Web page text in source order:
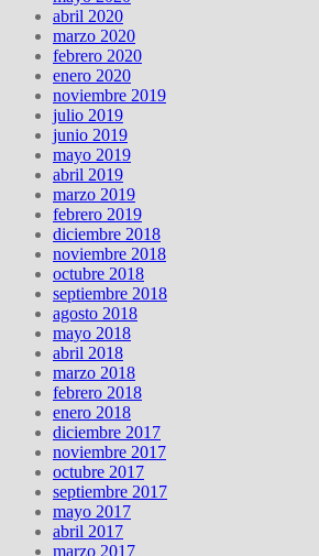
abril 2020
marzo 2020
febrero 2020
enero 2020
noviembre 2019
julio 2019
junio 2019
mayo 2019
abril 2019
marzo 2019
febrero 2019
diciembre 2018
noviembre 2018
octubre 2018
septiembre 2018
agosto 2018
mayo 2018
abril 2018
marzo 2018
febrero 2018
enero 2018
diciembre 2017
noviembre 2017
octubre 2017
septiembre 2017
mayo 2017
abril 2017
marzo 2017